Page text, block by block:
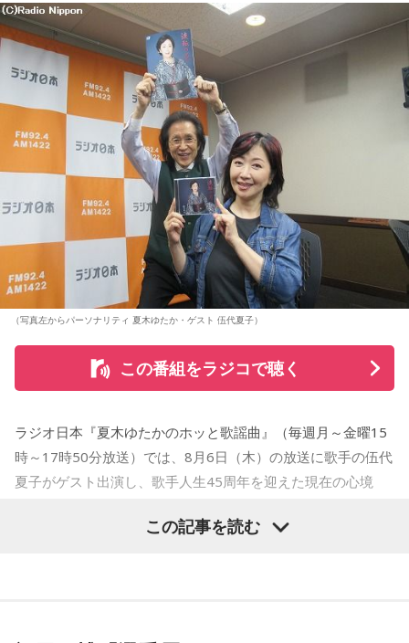
がら挑戦を続けてきた日々を振り返る。それでも諦めずに歌
い続けた経験が、45周年記念シングル「露天の花」に込めた
「どんな環境でも花は咲く」「その場所で咲く花がある」と
いうメッセージにつながっていると話した。人生は何度でも
立ち上がれるという応援歌は、自身の歩みそのものでもある
という。
さらに、趣味についてもトークを展開。愛犬と過ごす時間を
増やすために驚くべきあるものを購入したと言う。さて何を
購入したのか…？ 詳しくはradikoタイムフリーで！
（写真左からパーソナリティ 夏木ゆたか・ゲスト 伍代夏子）
この番組をラジコで聴く
ラジオ日本『夏木ゆたかのホッと歌謡曲』（毎週月～金曜15
時～17時50分放送）では、8月6日（木）の放送に歌手の伍代
夏子がゲスト出演し、歌手人生45周年を迎えた現在の心境
この記事を読む